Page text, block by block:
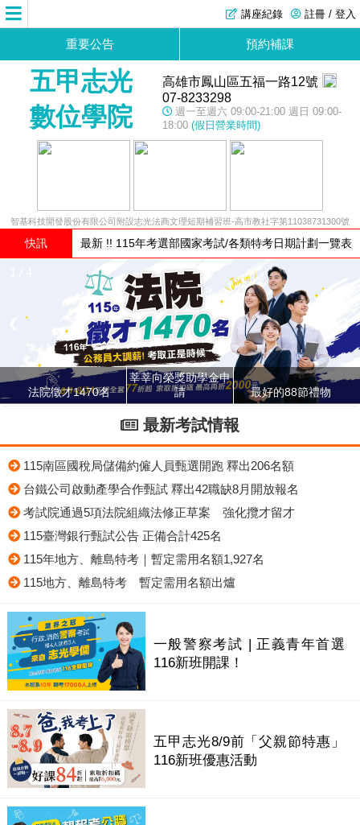
註冊 / 登入
講座紀錄
重要公告 預約補課
五甲志光
數位學院
高雄市鳳山區五福一路12號
07-8233298
週一至週六 09:00-21:00 週日 09:00-
18:00 (假日營業時間)
智基科技開發股份有限公司附設志光法商文理短期補習班-高市教社字第11038731300號
快訊 最新 !! 115年考選部國家考試/各類特考日期計劃一覽表
❯
法院徵才1470名
莘莘向榮獎助學金申
請
最好的88節禮物
最新考試情報
115南區國稅局儲備約僱人員甄選開跑 釋出206名額
台鐵公司啟動產學合作甄試 釋出42職缺8月開放報名
考試院通過5項法院組織法修正草案 強化攬才留才
115臺灣銀行甄試公告 正備合計425名
115年地方、離島特考｜暫定需用名額1,927名
115地方、離島特考 暫定需用名額出爐
一般警察考試 | 正義青年首選
116新班開課！
五甲志光8/9前「父親節特惠」
116新班優惠活動